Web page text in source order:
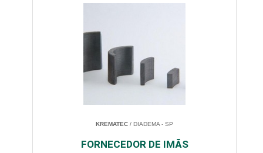
KREMATEC / DIADEMA - SP
FORNECEDOR DE IMÃS